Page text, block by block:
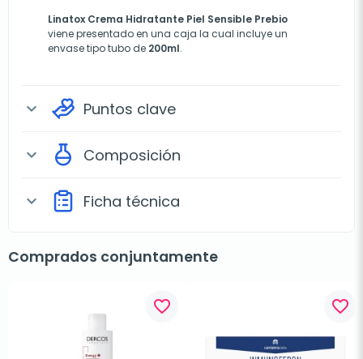
Linatox Crema Hidratante Piel Sensible Prebio
viene presentado en una caja la cual incluye un
envase tipo tubo de 200ml.
expand_more Puntos clave
expand_more Composición
expand_more Ficha técnica
Comprados conjuntamente
favorite_border favorite_border